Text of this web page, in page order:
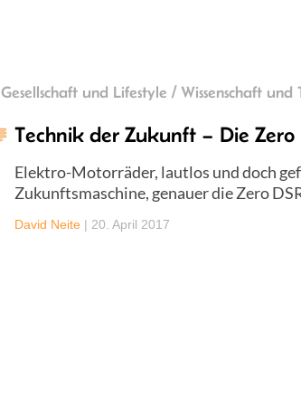
Gesellschaft und Lifestyle / Wissenschaft und
Technik der Zukunft – Die Zero
Elektro-Motorräder, lautlos und doch
Zukunftsmaschine, genauer die Zero
David Neite | 20. April 2017